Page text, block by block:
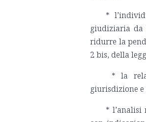
*
giudiziaria
ridurre la
2 bis, della
* la
giurisdizione
*